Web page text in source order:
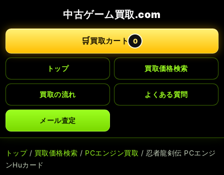
中古ゲーム買取.com
🛒買取カート 0
トップ 買取価格検索
買取の流れ よくある質問
メール査定
トップ/ 買取価格検索 / PCエンジン買取 / 忍者龍剣伝 PCエンジ
ンHuカード